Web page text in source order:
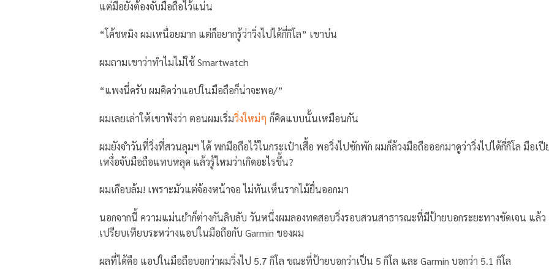
แต่มือยังต้องจับมือถือไว้แน่น
“โค้ชหมิง ผมเหนื่อยมาก แต่ก็อยากรู้ว่าวิ่งไปได้กี่กิโล” เขาบ่น
ผมถามเขาว่าทำไมไม่ใช้ Smartwatch
“แพงนี่ครับ ผมคิดว่าแอปในมือถือก็น่าจะพอ/”
ผมเลยเล่าให้เขาฟังว่า ตอนผมเริ่มวิ่งใหม่ๆ ก็คิดแบบนั้นเหมือนกัน
ผมยังจำวันที่วิ่งที่สวนลุมฯ ได้ พกมือถือไว้ในกระเป๋าเสื้อ พอวิ่งไปซักพัก ผมก็ล้วงมือถือออกมาดูว่าวิ่งไปได้กี่กิโล มือเปี
เหงื่อจับมือถือแทบหลุด แล้วรู้ไหมว่าเกิดอะไรขึ้น?
ผมเกือบล้ม! เพราะมัวแต่จ้องหน้าจอ ไม่ทันเห็นรากไม้ยื่นออกมา
นอกจากนี้ ความแม่นยำก็ต่างกันลิบลับ วันหนึ่งผมลองทดสอบวิ่งรอบสวนสาธารณะที่มีป้ายบอกระยะทางชัดเจน แล้ว
เปรียบเทียบระหว่างแอปในมือถือกับ Garmin ของผม
ผลที่ได้คือ แอปในมือถือบอกว่าผมวิ่งไป 5.7 กิโล ขณะที่ป้ายบอกว่าเป็น 5 กิโล และ Garmin บอกว่า 5.1 กิโล